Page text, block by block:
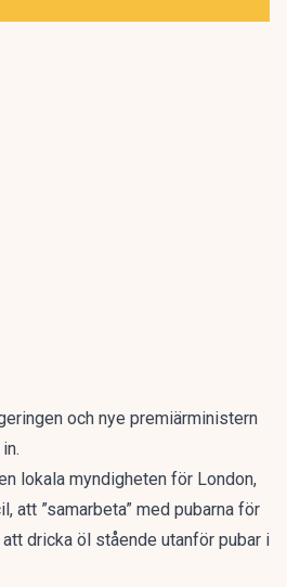
och nye premiärministern
lokala myndigheten för London,
att ”samarbeta” med pubarna för
dricka öl stående utanför pubar i